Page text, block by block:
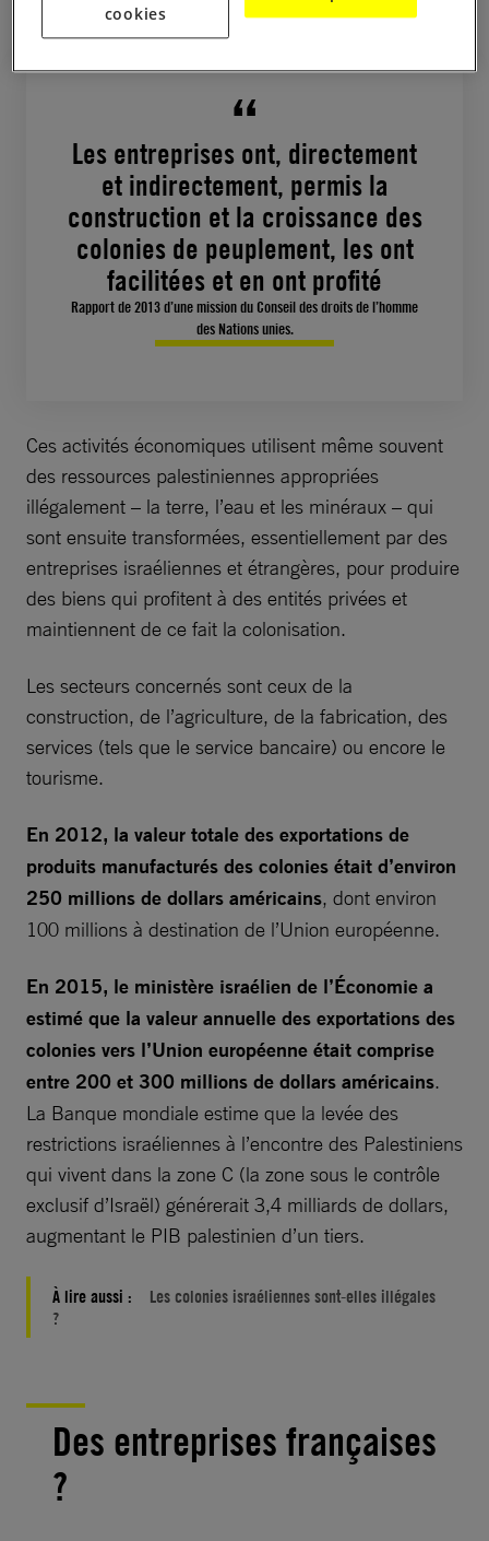
Les entreprises ont, directement
et indirectement, permis la
construction et la croissance des
colonies de peuplement, les ont
facilitées et en ont profité
Rapport de 2013 d’une mission du Conseil des droits de l’homme
des Nations unies.
Ces activités économiques utilisent même souvent
des ressources palestiniennes appropriées
illégalement – la terre, l’eau et les minéraux – qui
sont ensuite transformées, essentiellement par des
entreprises israéliennes et étrangères, pour produire
des biens qui profitent à des entités privées et
maintiennent de ce fait la colonisation.
Les secteurs concernés sont ceux de la
construction, de l’agriculture, de la fabrication, des
services (tels que le service bancaire) ou encore le
tourisme.
En 2012, la valeur totale des exportations de
produits manufacturés des colonies était d’environ
250 millions de dollars américains, dont environ
100 millions à destination de l’Union européenne.
En 2015, le ministère israélien de l’Économie a
estimé que la valeur annuelle des exportations des
colonies vers l’Union européenne était comprise
entre 200 et 300 millions de dollars américains.
La Banque mondiale estime que la levée des
restrictions israéliennes à l’encontre des Palestiniens
qui vivent dans la zone C (la zone sous le contrôle
exclusif d’Israël) générerait 3,4 milliards de dollars,
augmentant le PIB palestinien d’un tiers.
À lire aussi :
Les colonies israéliennes sont-elles illégales
?
Des entreprises françaises
?
cookies